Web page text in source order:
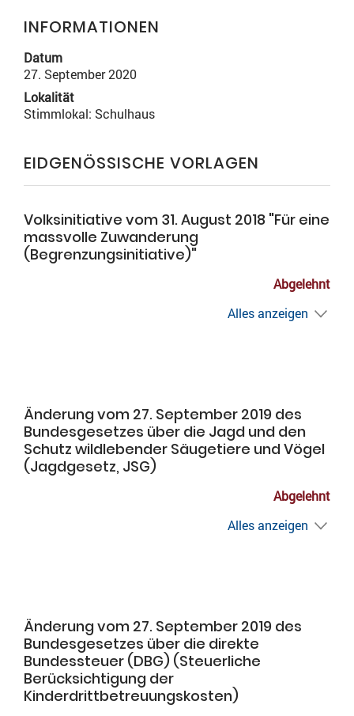
INFORMATIONEN
Datum
27. September 2020
Lokalität
Stimmlokal: Schulhaus
EIDGENÖSSISCHE VORLAGEN
Volksinitiative vom 31. August 2018 "Für eine
massvolle Zuwanderung
(Begrenzungsinitiative)"
Abgelehnt
Alles anzeigen
Änderung vom 27. September 2019 des
Bundesgesetzes über die Jagd und den
Schutz wildlebender Säugetiere und Vögel
(Jagdgesetz, JSG)
Abgelehnt
Alles anzeigen
Änderung vom 27. September 2019 des
Bundesgesetzes über die direkte
Bundessteuer (DBG) (Steuerliche
Berücksichtigung der
Kinderdrittbetreuungskosten)